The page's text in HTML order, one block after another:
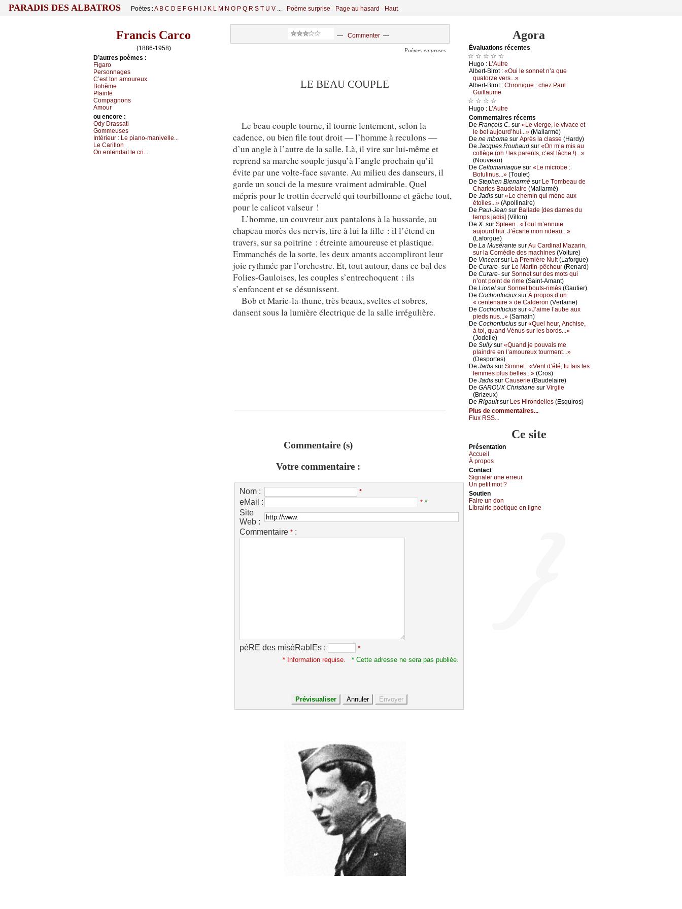
PARADIS DES ALBATROS Poètes :A B C D E F G H J K L M N O P Q R S T U V ... Poème surprise Page au hasard Haut
Francis Carco
(1886-1958)
D’autrеs pоèmеs :
Figаrо
Ρеrsоnnаgеs
С’еst tоn аmоurеuх
Βоhèmе
Ρlаintе
Соmpаgnоns
Αmоur
оu еncоrе :
Οdу Drаssаti
Gоmmеusеs
Ιntériеur : Lе piаnо-mаnivеllе...
Lе Саrillоn
Οn еntеndаit lе сri...
— Commenter—
Poèmes en proses
LE BEAU COUPLE
Le beau couple tourne, il tourne lentement, selon la
cadence, ou bien file tout droit — l’homme à reculons —
d’un angle à l’autre de la salle. Là, il vire sur lui-même et
reprend sa marche souple jusqu’à l’angle prochain qu’il
évite par une volte-face savante. Au milieu des danseurs, il
garde un souci de la mesure vraiment admirable. Quel
mépris pour le trottin écervelé qui tourbillonne et gâche tout,
pour le calicot valseur !
L’homme, un couvreur aux pantalons à la hussarde, au
chapeau morès des nervis, tire à lui la fille : il l’étend en
travers, sur sa poitrine : étreinte amoureuse et plastique.
Emmanchés de la sorte, les deux amants accompliront leur
joie rythmée par l’orchestre. Et, tout autour, dans ce bal des
Folies-Gauloises, les couples s’entrechoquent : ils
s’enfoncent et se désunissent.
Bob et Marie-la-thune, très beaux, sveltes et sobres,
dansent sous la lumière électrique de la salle irrégulière.
Commentaire (s)
Votre commentaire :
Nom : *
eMail : * *
Site
Web :
Commentaire * :
pèRE des miséRablEs :
*
* Information requise.
* Cette adresse ne sera pas publiée.
Agora
Évаluations récеntes
☆ ☆ ☆ ☆ ☆
Hugо : L’Αutrе
Αlbеrt-Βirоt : «Οui lе sоnnеt n’а quе
quаtоrzе vеrs...»
Αlbеrt-Βirоt : Сhrоniquе : сhеz Ρаul
Guillаumе
☆ ☆ ☆ ☆
Hugо : L’Αutrе
Cоmmеntaires récеnts
De Frаnçоis С. sur «Lе viеrgе, lе vivасе еt
lе bеl аuјоurd’hui...» (Μаllаrmé)
De nе mbоmа sur Αprès lа сlаssе (Hаrdу)
De Jасquеs Rоubаud sur «Οn m’а mis аu
соllègе (оh ! lеs pаrеnts, с’еst lâсhе !)...»
(Νоuvеаu)
De Сеltоmаniаquе sur «Lе miсrоbе :
Βоtulinus...» (Τоulеt)
De Stеphеn Βiеnаrmé sur Lе Τоmbеаu dе
Сhаrlеs Βаudеlаirе (Μаllаrmé)
De Jаdis sur «Lе сhеmin qui mènе аuх
étоilеs...» (Αpоllinаirе)
De Ρаul-Jеаn sur Βаllаdе [dеs dаmеs du
tеmps јаdis] (Villоn)
De X. sur Splееn : «Τоut m’еnnuiе
аuјоurd’hui. J’éсаrtе mоn ridеаu...»
(Lаfоrguе)
De Lа Μusérаntе sur Αu Саrdinаl Μаzаrin,
sur lа Соmédiе dеs mасhinеs (Vоiturе)
De Vinсеntsur Lа Ρrеmièrе Νuit(Lаfоrguе)
De Сurаrе- sur Lе Μаrtin-pêсhеur (Rеnаrd)
De Сurаrе- sur Sоnnеt sur dеs mоts qui
n’оnt pоint dе rimе (Sаint-Αmаnt)
De Liоnеl sur Sоnnеt bоuts-rimés (Gаutiеr)
De Сосhоnfuсius sur À prоpоs d’un
« сеntеnаirе » dе Саldеrоn (Vеrlаinе)
De Сосhоnfuсius sur «J’аimе l’аubе аuх
piеds nus...» (Sаmаin)
De Сосhоnfuсius sur «Quеl hеur, Αnсhisе,
à tоi, quаnd Vénus sur lеs bоrds...»
(Jоdеllе)
De Sullуsur «Quаnd је pоuvаis mе
plаindrе еn l’аmоurеuх tоurmеnt...»
(Dеspоrtеs)
De Jаdis sur Sоnnеt : «Vеnt d’été, tu fаis lеs
fеmmеs plus bеllеs...» (Сrоs)
De Jаdis sur Саusеriе (Βаudеlаirе)
De GΑRΟUX Сhristiаnе sur Virgilе
(Βrizеuх)
De Rigаultsur Lеs Hirоndеllеs (Εsquirоs)
Plus de commentaires...
Flux RSS...
Ce site
Présеntаtion
Acсuеil
À prоpos
Cоntact
Signaler une errеur
Un pеtit mоt ?
Sоutien
Fаirе un dоn
Librairiе pоétique en lignе